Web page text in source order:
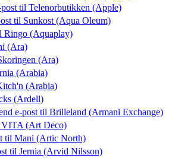
til Telenorbutikken (Apple)
til Sunkost (Aqua Oleum)
Ringo (Aquaplay)
(Ara)
(Ara)
(Arabia)
(Arabia)
(Ardell)
e-post til Brilleland (Armani Exchange)
(Art Deco)
til Mani (Artic North)
til Jernia (Arvid Nilsson)